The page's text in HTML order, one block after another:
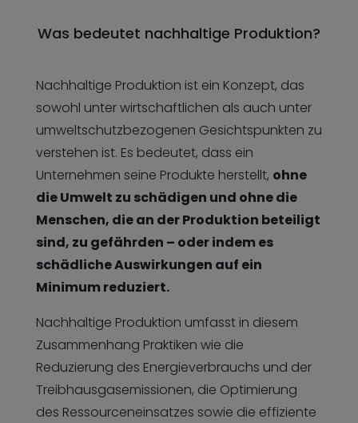
Was bedeutet nachhaltige Produktion?
Nachhaltige Produktion ist ein Konzept, das
sowohl unter wirtschaftlichen als auch unter
umweltschutzbezogenen Gesichtspunkten zu
verstehen ist. Es bedeutet, dass ein
Unternehmen seine Produkte herstellt, ohne
die Umwelt zu schädigen und ohne die
Menschen, die an der Produktion beteiligt
sind, zu gefährden – oder indem es
schädliche Auswirkungen auf ein
Minimum reduziert.
Nachhaltige Produktion umfasst in diesem
Zusammenhang Praktiken wie die
Reduzierung des Energieverbrauchs und der
Treibhausgasemissionen, die Optimierung
des Ressourceneinsatzes sowie die effiziente